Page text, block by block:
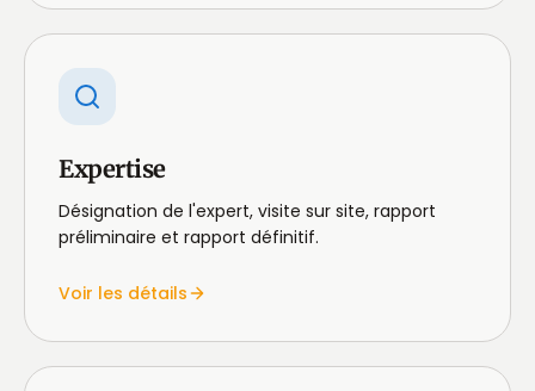
Expertise
Désignation de l'expert, visite sur site, rapport
préliminaire et rapport définitif.
Voir les détails